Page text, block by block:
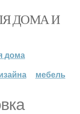
ДОМА И
дома
мебель